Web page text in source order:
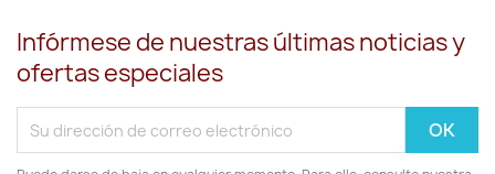
Infórmese de nuestras últimas noticias y
ofertas especiales